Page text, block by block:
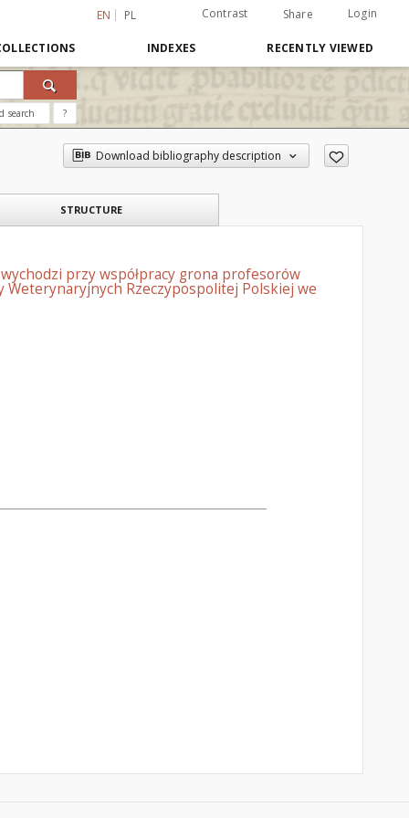
EN PL Contrast Share Login
INDEXES RECENTLY VIEWED
search ?
Download bibliography description
STRUCTURE
przy współpracy grona profesorów
Weterynaryjnych Rzeczypospolitej Polskiej we